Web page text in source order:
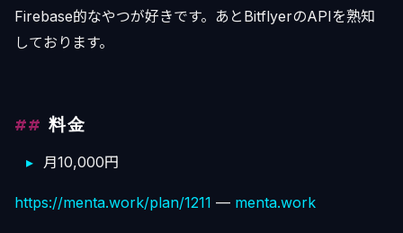
Firebase的なやつが好きです。あとBitflyerのAPIを熟知
しております。
料金
月10,000円
https://menta.work/plan/1211 — menta.work